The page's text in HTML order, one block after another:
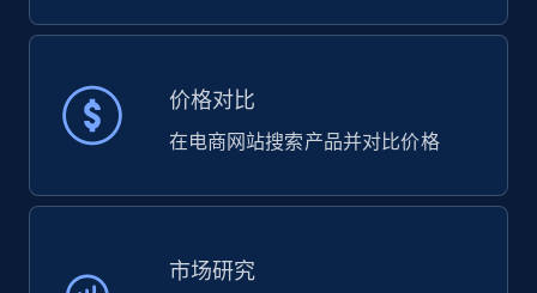
价格对比
在电商网站搜索产品并对比价格
市场研究